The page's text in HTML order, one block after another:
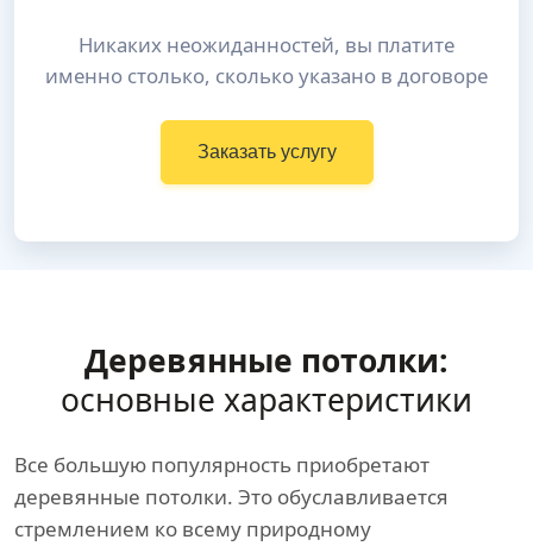
Никаких неожиданностей, вы платите
именно столько, сколько указано в договоре
Заказать услугу
Деревянные потолки:
основные характеристики
Все большую популярность приобретают
деревянные потолки. Это обуславливается
стремлением ко всему природному